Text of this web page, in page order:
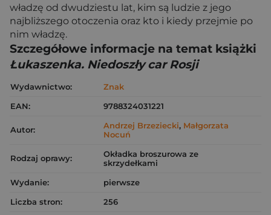
władzę od dwudziestu lat, kim są ludzie z jego
najbliższego otoczenia oraz kto i kiedy przejmie po
nim władzę.
Szczegółowe informacje na temat książki
Łukaszenka. Niedoszły car Rosji
Wydawnictwo:
Znak
EAN:
9788324031221
Autor: Andrzej Brzeziecki, Małgorzata
Nocuń
Rodzaj oprawy:
Okładka broszurowa ze
skrzydełkami
Wydanie:
pierwsze
Liczba stron:
256